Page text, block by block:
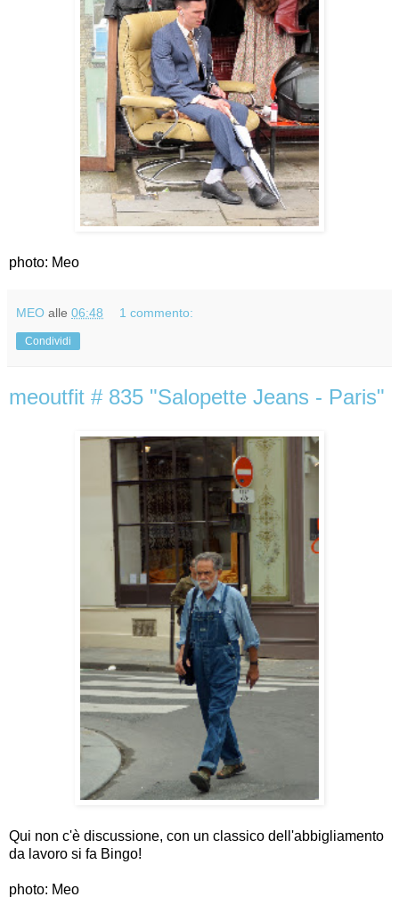
photo: Meo
MEO alle 06:48 1 commento:
Condividi
meoutfit # 835 "Salopette Jeans - Paris"
Qui non c'è discussione, con un classico dell'abbigliamento
da lavoro si fa Bingo!
photo: Meo